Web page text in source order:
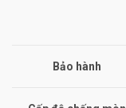
Bảo hành